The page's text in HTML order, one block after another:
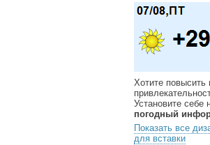
Хотите
Установите себе
погодный
Показать все
для вставки